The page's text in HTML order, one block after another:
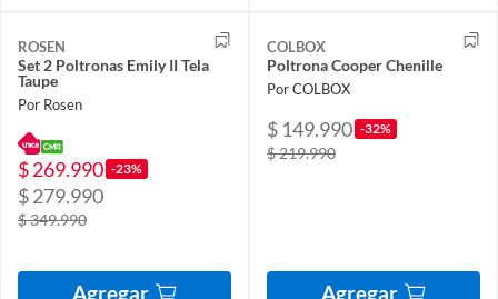
ROSEN
Set 2 Poltronas Emily II Tela
Taupe
Por Rosen
$ 269.990 -23%
$ 279.990
$ 349.990
Agregar
COLBOX
Poltrona Cooper Chenille
Por COLBOX
$ 149.990 -32%
$ 219.990
Agregar